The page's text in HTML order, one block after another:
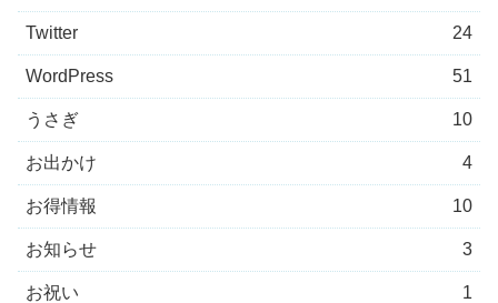
Twitter 24
WordPress 51
うさぎ 10
お出かけ 4
お得情報 10
お知らせ 3
お祝い 1